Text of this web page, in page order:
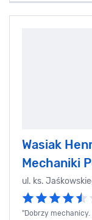
Wasiak
Mechaniki
ul. ks.
"Dobrzy mechanicy.